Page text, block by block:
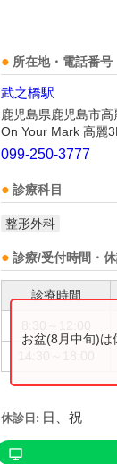
所在地・電話番号
武之橋駅
鹿児島県鹿児島市
On Your Mark 高麗
099-250-3777
診療科目
整形外科
診療/受付時間・休
診療時間
お盆(8月中旬)は
休診日: 日、祝